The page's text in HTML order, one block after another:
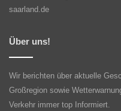
saarland.de
Über uns!
Wir berichten über aktuelle
Großregion sowie
Verkehr immer top Informiert.